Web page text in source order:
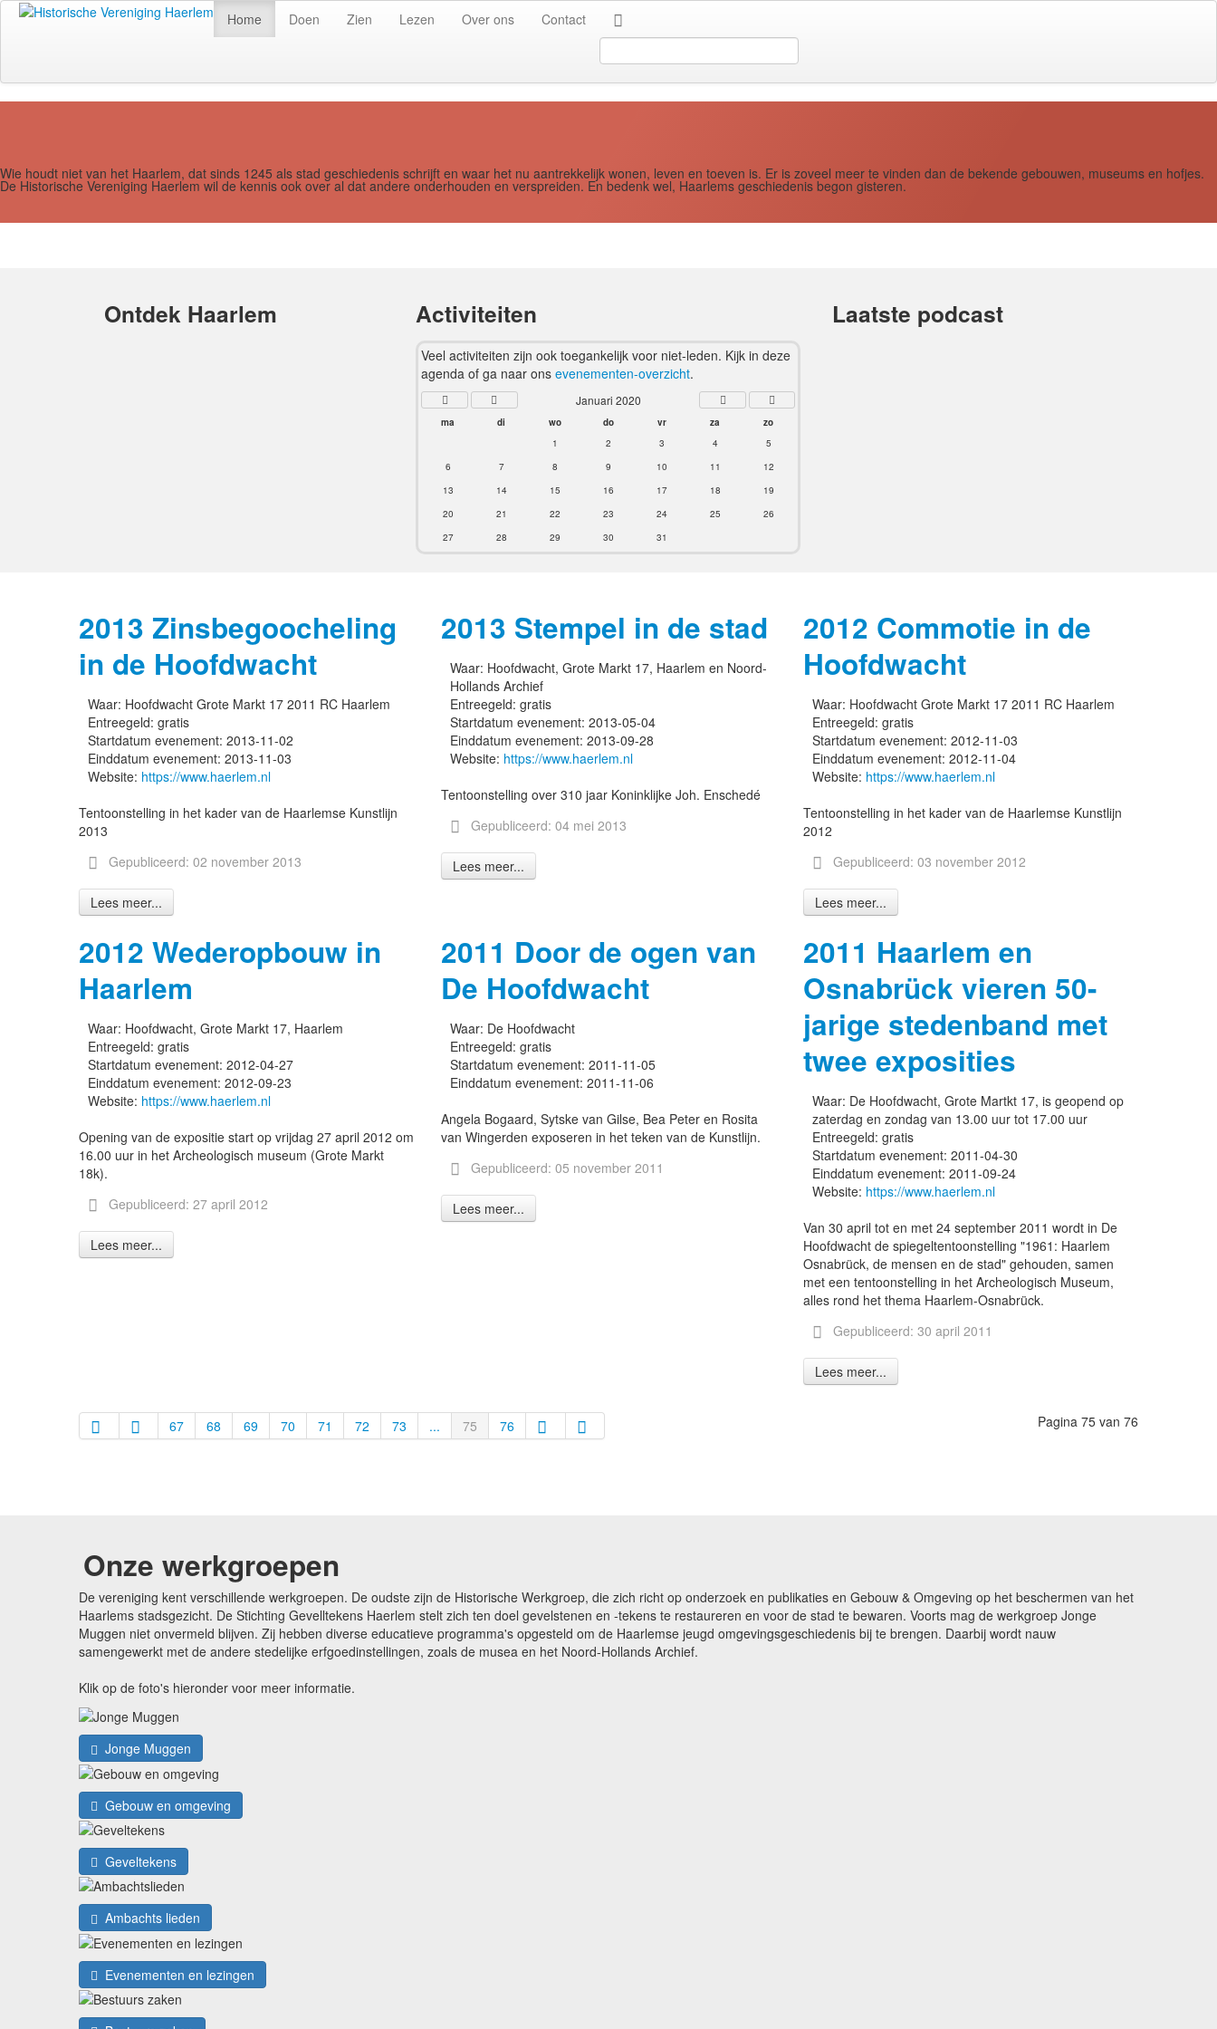
Home Doen Zien Lezen Over ons
Contact
...
Wie houdt niet van het Haarlem, dat sinds 1245 als stad geschiedenis schrijft en waar het nu aantrekkelijk wonen, leven en toeven is. Er is zoveel meer te vinden dan de bekende gebouwen, museums en hofjes.
De Historische Vereniging Haerlem wil de kennis ook over al dat andere onderhouden en verspreiden. En bedenk wel, Haarlems geschiedenis begon gisteren.
Ontdek Haarlem Activiteiten
Veel activiteiten zijn ook toegankelijk voor niet-leden. Kijk in deze
agenda of ga naar onsevenementen-overzicht.
Januari 2020
ma di wo do vr za
zo
1
2 3 4
5
6
7 8 9 10 11
12
13
14 15 16 17 18
19
20
21 22 23 24 25
26
27
28 29 30 31
Laatste podcast
2013 Zinsbegoocheling
in de Hoofdwacht
Waar: Hoofdwacht Grote Markt 17 2011 RC Haarlem
Entreegeld: gratis
Startdatum evenement: 2013-11-02
Einddatum evenement: 2013-11-03
Website: https://www.haerlem.nl
Tentoonstelling in het kader van de Haarlemse Kunstlijn
2013
Gepubliceerd: 02 november 2013
Lees meer...
2013 Stempel in de stad
Waar: Hoofdwacht, Grote Markt 17, Haarlem en Noord-
Hollands Archief
Entreegeld: gratis
Startdatum evenement: 2013-05-04
Einddatum evenement: 2013-09-28
Website: https://www.haerlem.nl
Tentoonstelling over 310 jaar Koninklijke Joh. Enschedé
Gepubliceerd: 04 mei 2013
Lees meer...
2012 Commotie in de
Hoofdwacht
Waar: Hoofdwacht Grote Markt 17 2011 RC Haarlem
Entreegeld: gratis
Startdatum evenement: 2012-11-03
Einddatum evenement: 2012-11-04
Website: https://www.haerlem.nl
Tentoonstelling in het kader van de Haarlemse Kunstlijn
2012
Gepubliceerd: 03 november 2012
Lees meer...
2012 Wederopbouw in
Haarlem
Waar: Hoofdwacht, Grote Markt 17, Haarlem
Entreegeld: gratis
Startdatum evenement: 2012-04-27
Einddatum evenement: 2012-09-23
Website: https://www.haerlem.nl
Opening van de expositie start op vrijdag 27 april 2012 om
16.00 uur in het Archeologisch museum (Grote Markt
18k).
Gepubliceerd: 27 april 2012
Lees meer...
2011 Door de ogen van
De Hoofdwacht
Waar: De Hoofdwacht
Entreegeld: gratis
Startdatum evenement: 2011-11-05
Einddatum evenement: 2011-11-06
Angela Bogaard, Sytske van Gilse, Bea Peter en Rosita
van Wingerden exposeren in het teken van de Kunstlijn.
Gepubliceerd: 05 november 2011
Lees meer...
2011 Haarlem en
Osnabrück vieren 50-
jarige stedenband met
twee exposities
Waar: De Hoofdwacht, Grote Martkt 17, is geopend op
zaterdag en zondag van 13.00 uur tot 17.00 uur
Entreegeld: gratis
Startdatum evenement: 2011-04-30
Einddatum evenement: 2011-09-24
Website: https://www.haerlem.nl
Van 30 april tot en met 24 september 2011 wordt in De
Hoofdwacht de spiegeltentoonstelling "1961: Haarlem
Osnabrück, de mensen en de stad" gehouden, samen
met een tentoonstelling in het Archeologisch Museum,
alles rond het thema Haarlem-Osnabrück.
Gepubliceerd: 30 april 2011
Lees meer...
Pagina 75 van 76
67 68 69 70 71 72 73 ... 75 76
Onze werkgroepen
De vereniging kent verschillende werkgroepen. De oudste zijn de Historische Werkgroep, die zich richt op onderzoek en publikaties en Gebouw & Omgeving op het beschermen van het
Haarlems stadsgezicht. De Stichting Gevelltekens Haerlem stelt zich ten doel gevelstenen en -tekens te restaureren en voor de stad te bewaren. Voorts mag de werkgroep Jonge
Muggen niet onvermeld blijven. Zij hebben diverse educatieve programma's opgesteld om de Haarlemse jeugd omgevingsgeschiedenis bij te brengen. Daarbij wordt nauw
samengewerkt met de andere stedelijke erfgoedinstellingen, zoals de musea en het Noord-Hollands Archief.
Klik op de foto's hieronder voor meer informatie.
Jonge Muggen
Gebouw en omgeving
Geveltekens
Ambachts lieden
Evenementen en lezingen